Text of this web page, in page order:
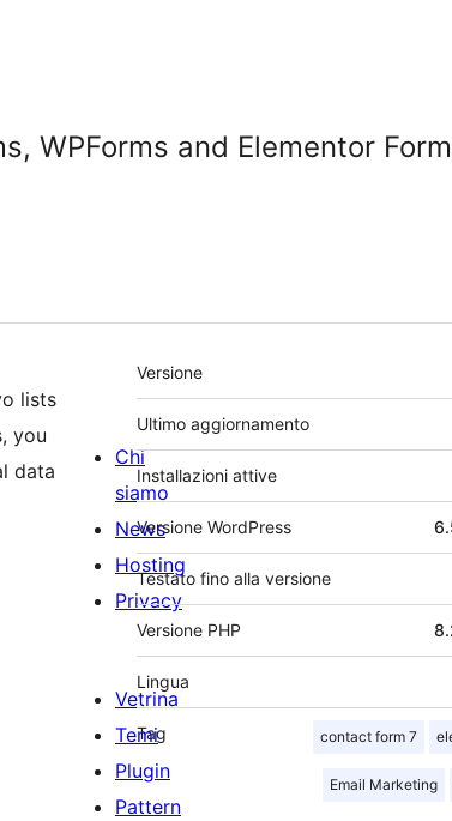
WPForms and Elementor
lists
you
data
Meta
Versione
Ultimo aggiornamento
Installazioni attive
Versione WordPress
Testato fino alla versione
Versione PHP
Lingua
Tag contact form 7
Email Marketing
Chi
siamo
News
Hosting
Privacy
Vetrina
Temi
Plugin
Pattern